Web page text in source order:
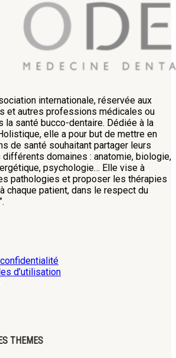
internationale, réservée aux
et autres professions médicales ou
la santé bucco-dentaire. Dédiée à la
elle a pour but de mettre en
de santé souhaitant partager leurs
domaines : anatomie, biologie,
psychologie… Elle vise à
pathologies et proposer les thérapies
chaque patient, dans le respect du
d’utilisation
THEMES